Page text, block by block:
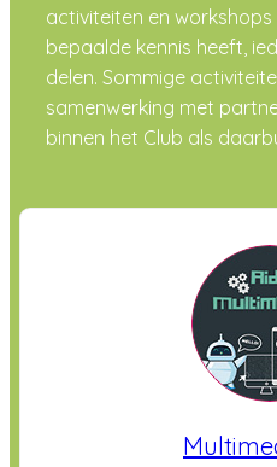
activiteiten en
bepaalde kennis heeft,
delen. Sommige
samenwerking met
binnen het Club als